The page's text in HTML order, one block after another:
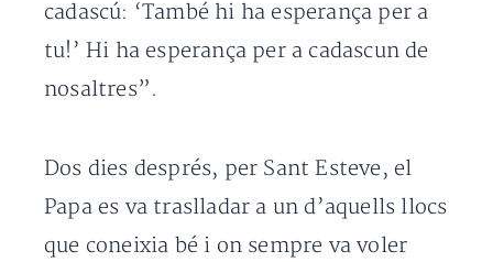
cadascú: ‘També hi ha esperança per a
tu!’ Hi ha esperança per a cadascun de
nosaltres”.
Dos dies després, per Sant Esteve, el
Papa es va traslladar a un d’aquells llocs
que coneixia bé i on sempre va voler